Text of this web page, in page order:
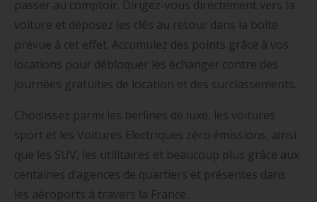
passer au comptoir. Dirigez-vous directement vers la
voiture et déposez les clés au retour dans la boîte
prévue à cet effet. Accumulez des points grâce à vos
locations pour débloquer les échanger contre des
journées gratuites de location et des surclassements.
Choisissez parmi les berlines de luxe, les voitures
sport et les Voitures Electriques zéro émissions, ainsi
que les SUV, les utilitaires et beaucoup plus grâce aux
centaines d’agences de quartiers et présentes dans
les aéroports à travers la France.